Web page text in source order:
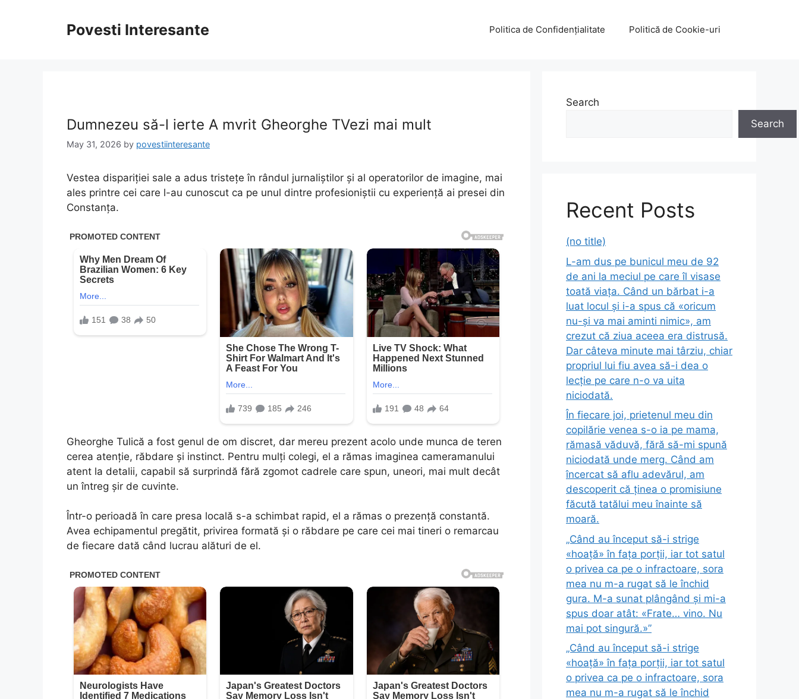
Povesti Interesante Politica de Confidențialitate Politică de Cookie-uri
Dumnezeu să-l ierte A mvrit Gheorghe TVezi mai mult
May 31, 2026 by povestiinteresante
Vestea dispariției sale a adus tristețe în rândul jurnaliștilor și al operatorilor de imagine, mai
ales printre cei care l-au cunoscut ca pe unul dintre profesioniștii cu experiență ai presei din
Constanța.
Gheorghe Tulică a fost genul de om discret, dar mereu prezent acolo unde munca de teren
cerea atenție, răbdare și instinct. Pentru mulți colegi, el a rămas imaginea cameramanului
atent la detalii, capabil să surprindă fără zgomot cadrele care spun, uneori, mai mult decât
un întreg șir de cuvinte.
Într-o perioadă în care presa locală s-a schimbat rapid, el a rămas o prezență constantă.
Avea echipamentul pregătit, privirea formată și o răbdare pe care cei mai tineri o remarcau
de fiecare dată când lucrau alături de el.
Search
Search
Recent Posts
(no title)
L-am dus pe bunicul meu de 92
de ani la meciul pe care îl visase
toată viața. Când un bărbat i-a
luat locul și i-a spus că «oricum
nu-și va mai aminti nimic», am
crezut că ziua aceea era distrusă.
Dar câteva minute mai târziu, chiar
propriul lui fiu avea să-i dea o
lecție pe care n-o va uita
niciodată.
În fiecare joi, prietenul meu din
copilărie venea s-o ia pe mama,
rămasă văduvă, fără să-mi spună
niciodată unde merg. Când am
încercat să aflu adevărul, am
descoperit că ținea o promisiune
făcută tatălui meu înainte să
moară.
„Când au început să-i strige
«hoață» în fața porții, iar tot satul
o privea ca pe o infractoare, sora
mea nu m-a rugat să le închid
gura. M-a sunat plângând și mi-a
spus doar atât: «Frate… vino. Nu
mai pot singură.»”
„Când au început să-i strige
«hoață» în fața porții, iar tot satul
o privea ca pe o infractoare, sora
mea nu m-a rugat să le închid